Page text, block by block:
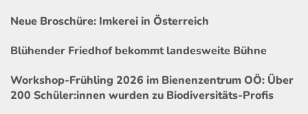
Neue Broschüre: Imkerei in Österreich
Blühender Friedhof bekommt landesweite Bühne
Workshop-Frühling 2026 im Bienenzentrum OÖ: Über
200 Schüler:innen wurden zu Biodiversitäts-Profis